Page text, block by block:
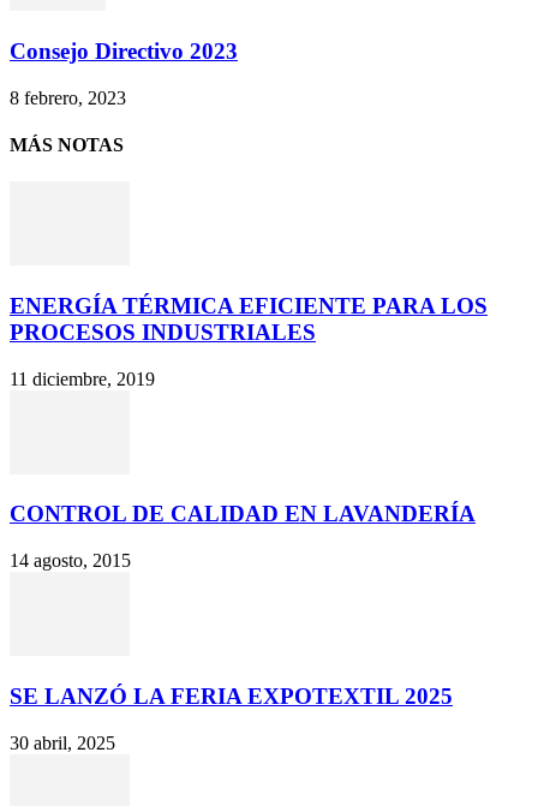
Consejo Directivo 2023
8 febrero, 2023
MÁS NOTAS
ENERGÍA TÉRMICA EFICIENTE PARA LOS
PROCESOS INDUSTRIALES
11 diciembre, 2019
CONTROL DE CALIDAD EN LAVANDERÍA
14 agosto, 2015
SE LANZÓ LA FERIA EXPOTEXTIL 2025
30 abril, 2025